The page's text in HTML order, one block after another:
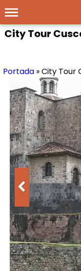
City Tour
Portada»City Tour